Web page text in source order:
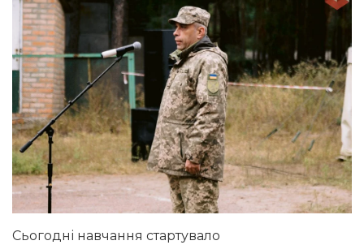
Сьогодні навчання стартувало